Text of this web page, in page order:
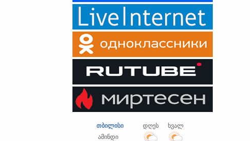
თბილისი დღეს
ხვალ
ამინდი